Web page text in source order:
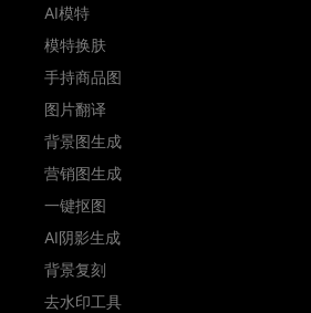
AI模特
模特换肤
手持商品图
图片翻译
背景图生成
营销图生成
一键抠图
AI阴影生成
背景复刻
去水印工具